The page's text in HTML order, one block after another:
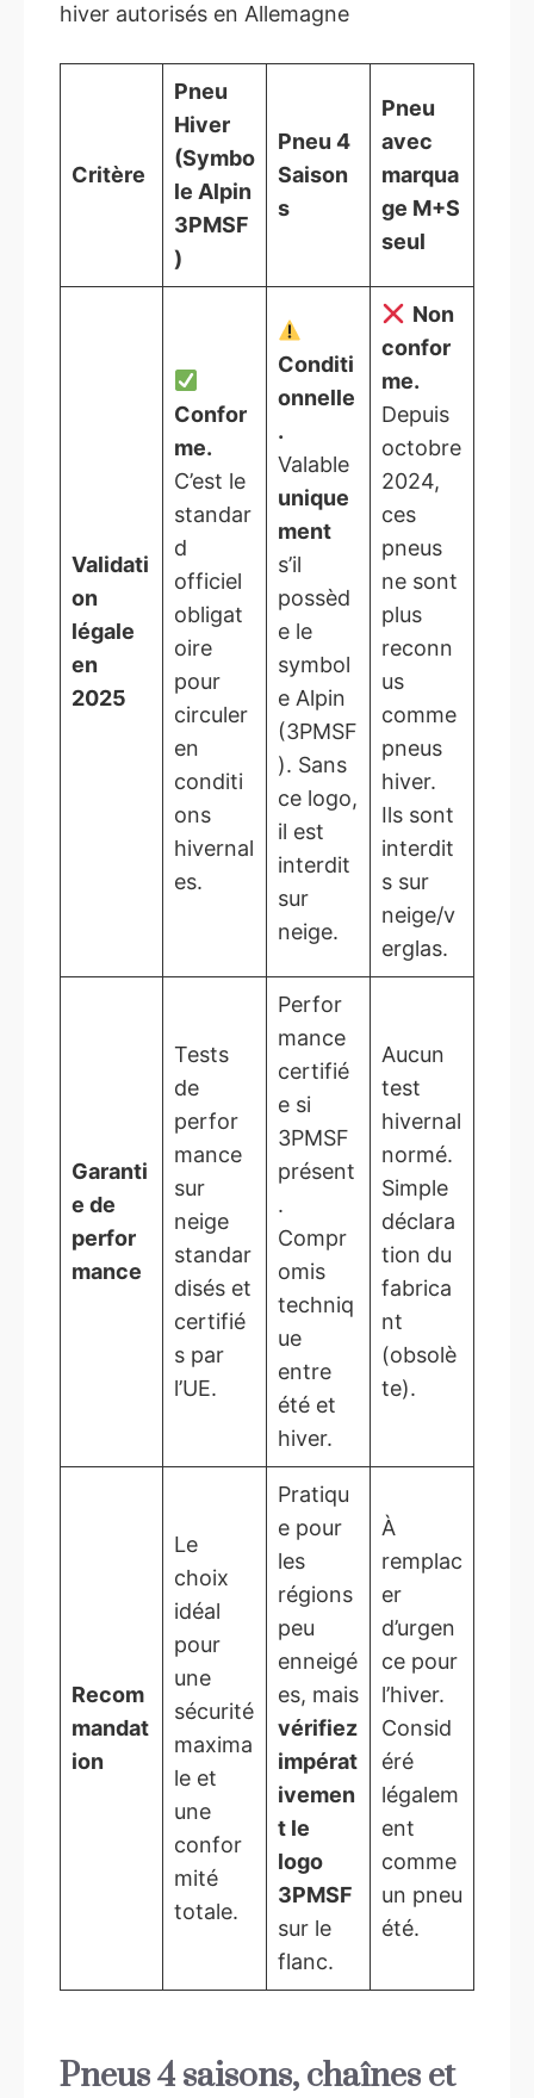
hiver autorisés en Allemagne
Critère
Pneu
Hiver
(Symbo
le Alpin
3PMSF
)
Pneu 4
Saison
s
Pneu
avec
marqua
ge M+S
seul
Validati
on
légale
en
2025
Confor
me.
C’est le
standar
d
officiel
obligat
oire
pour
circuler
en
conditi
ons
hivernal
es.
Conditi
onnelle
.
Valable
unique
ment
s’il
possèd
e le
symbol
e Alpin
(3PMSF
). Sans
ce logo,
il est
interdit
sur
neige.
Non
confor
me.
Depuis
octobre
2024,
ces
pneus
ne sont
plus
reconn
us
comme
pneus
hiver.
Ils sont
interdit
s sur
neige/v
erglas.
Garanti
e de
perfor
mance
Tests
de
perfor
mance
sur
neige
standar
disés et
certifié
s par
l’UE.
Perfor
mance
certifié
e si
3PMSF
présent
.
Compr
omis
techniq
ue
entre
été et
hiver.
Aucun
test
hivernal
normé.
Simple
déclara
tion du
fabrica
nt
(obsolè
te).
Recom
mandat
ion
Le
choix
idéal
pour
une
sécurité
maxima
le et
une
confor
mité
totale.
Pratiqu
e pour
les
régions
peu
enneigé
es, mais
vérifiez
impérat
ivemen
t le
logo
3PMSF
sur le
flanc.
À
remplac
er
d’urgen
ce pour
l’hiver.
Consid
éré
légalem
ent
comme
un pneu
été.
Pneus 4 saisons, chaînes et